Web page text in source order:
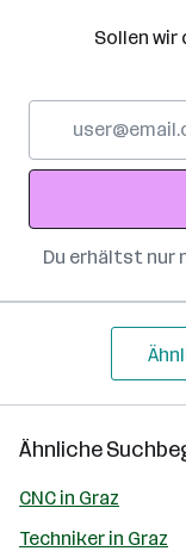
Sollen wir
Adresse
Du erhältst nur
Ähnliche
CNC in Graz
Techniker in Graz